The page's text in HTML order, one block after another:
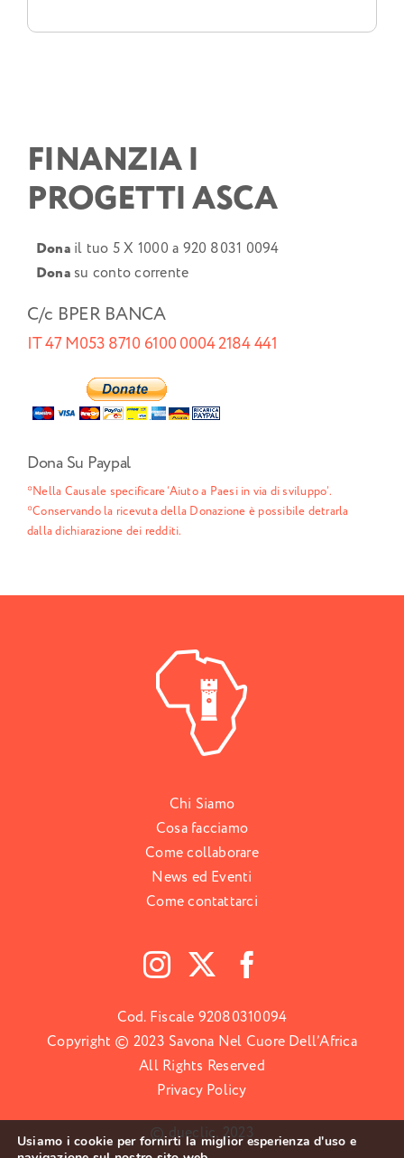
FINANZIA I
PROGETTI ASCA
Donail tuo 5 X 1000 a 920 8031 0094
Donasu conto corrente
C/c BPER BANCA
IT 47 M053 8710 6100 0004 2184 441
Dona Su Paypal
*Nella Causale specificare ‘Aiuto a Paesi in via di sviluppo’.
*Conservando la ricevuta della Donazione è possibile detrarla
dalla dichiarazione dei redditi.
Chi Siamo
Cosa facciamo
Come collaborare
News ed Eventi
Come contattarci
Cod. Fiscale 92080310094
Copyright © 2023 Savona Nel Cuore Dell’Africa
All Rights Reserved
Privacy Policy
© dueclic, 2023
Usiamo i cookie per fornirti la miglior esperienza d'uso e